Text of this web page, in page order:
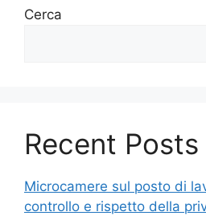
Cerca
Recent Posts
Microcamere sul posto di
controllo e rispetto della